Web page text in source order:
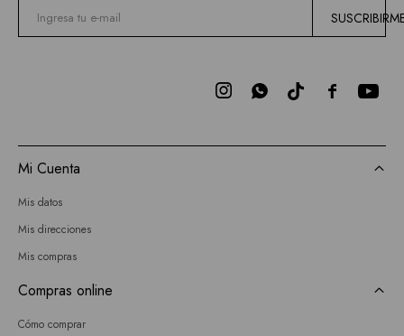

 
Mi Cuenta
Mis datos
Mis direcciones
Mis compras
Compras online
Cómo comprar